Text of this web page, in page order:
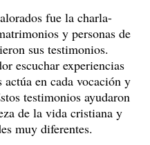
fue la charla-
y personas de
sus testimonios.
escuchar experiencias
en cada vocación y
testimonios ayudaron
de la vida cristiana y
muy diferentes.